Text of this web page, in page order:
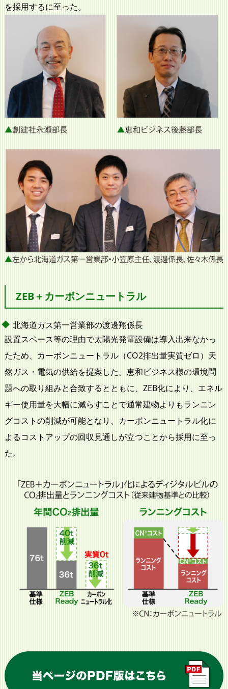
を採用するに至った。
ZEB＋カーボンニュートラル
北海道ガス第一営業部の渡邊翔係長
設置スペース等の理由で太陽光発電設備は導入出来なかっ
たため、カーボンニュートラル（CO2排出量実質ゼロ）天
然ガス・電気の供給を提案した。恵和ビジネス様の環境問
題への取り組みと合致するとともに、ZEB化により、エネル
ギー使用量を大幅に減らすことで通常建物よりもランニン
グコストの削減が可能となり、カーボンニュートラル化に
よるコストアップの回収見通しが立つことから採用に至っ
た。